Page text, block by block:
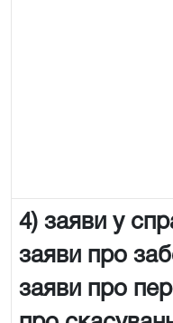
4) заяви у
заяви про
заяви про